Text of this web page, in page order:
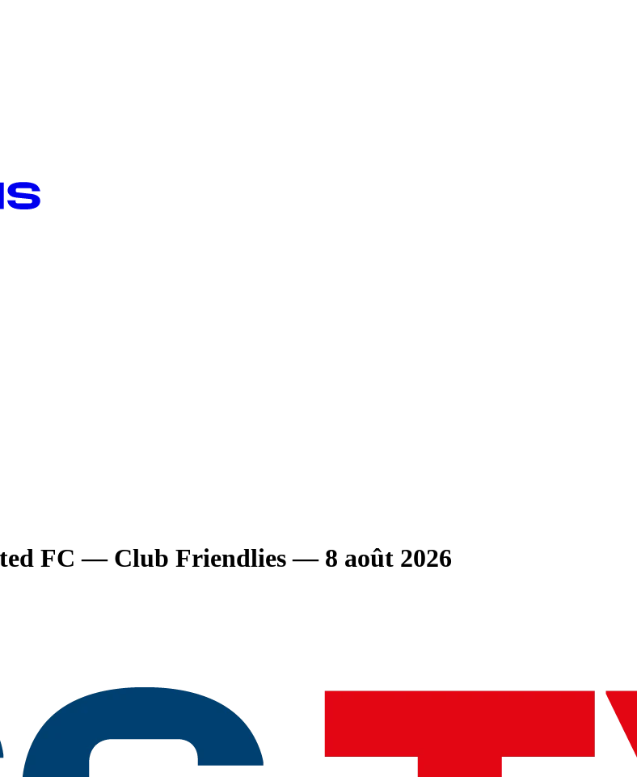
FC — Club Friendlies— 8 août 2026